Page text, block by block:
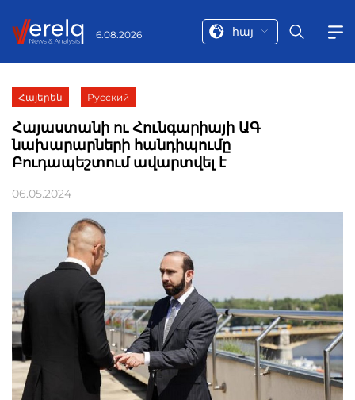
6.08.2026 հայ
Հայերեն Русский
Հայաստանի ու Հունգարիայի ԱԳ
նախարարների հանդիպումը
Բուդապեշտում ավարտվել է
06.05.2024